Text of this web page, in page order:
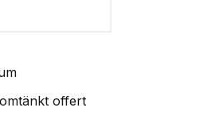
offert